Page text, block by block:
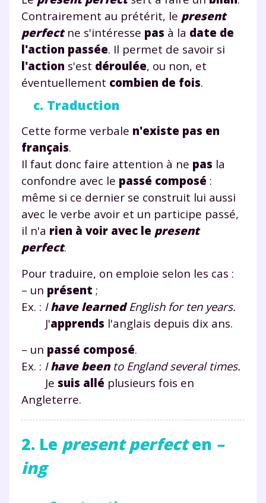
Contrairement au prétérit, le present
perfectne s'intéresse pas à la date de
l'action passée. Il permet de savoir si
l'action s'est déroulée, ou non, et
éventuellement combien de fois.
c. Traduction
Cette forme verbale n'existe pas en
français.
Il faut donc faire attention à ne pas la
confondre avec le passé composé :
même si ce dernier se construit lui aussi
avec le verbe avoir et un participe passé,
il n'a rien à voir avec le present
perfect.
Pour traduire, on emploie selon les cas :
– un présent ;
Ex. : Ihave learnedEnglish for ten years.
J'apprends l'anglais depuis dix ans.
– un passé composé.
Ex. : Ihave beento England several times.
Je suis allé plusieurs fois en
Angleterre.
2. Le present perfecten –
ing